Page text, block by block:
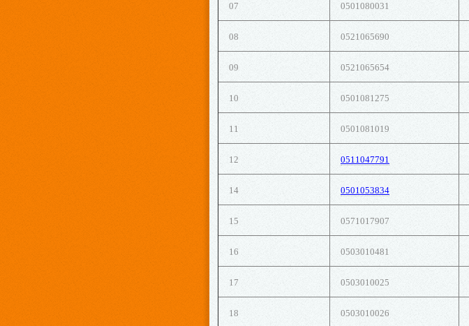
07 0501080031
08 0521065690
09 0521065654
10 0501081275
11 0501081019
12 0511047791
14 0501053834
15 0571017907
16 0503010481
17 0503010025
18 0503010026